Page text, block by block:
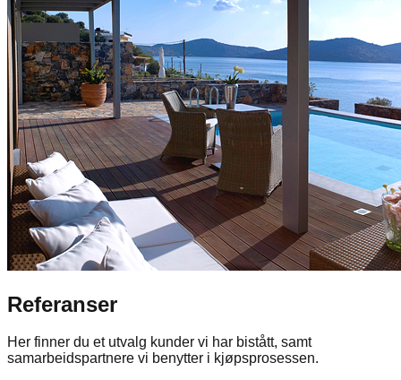
Referanser
Her finner du et utvalg kunder vi har bistått, samt
samarbeidspartnere vi benytter i kjøpsprosessen.